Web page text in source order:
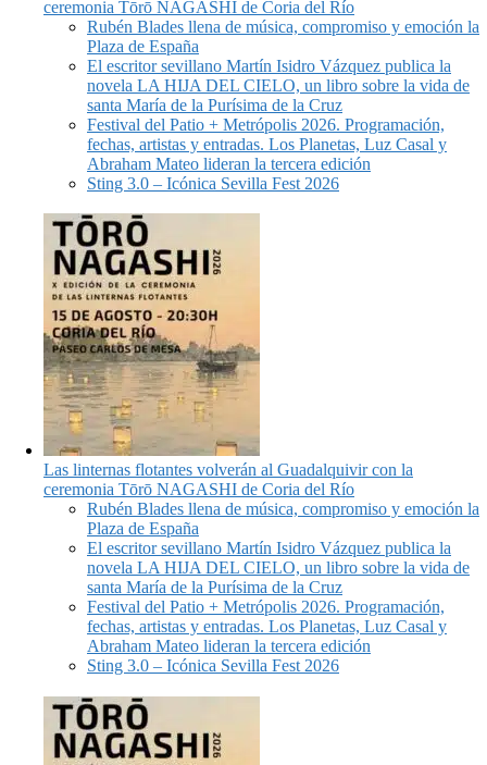
ceremonia Tōrō NAGASHI de Coria del Río
Rubén Blades llena de música, compromiso y emoción la
Plaza de España
El escritor sevillano Martín Isidro Vázquez publica la
novela LA HIJA DEL CIELO, un libro sobre la vida de
santa María de la Purísima de la Cruz
Festival del Patio + Metrópolis 2026. Programación,
fechas, artistas y entradas. Los Planetas, Luz Casal y
Abraham Mateo lideran la tercera edición
Sting 3.0 – Icónica Sevilla Fest 2026
Las linternas flotantes volverán al Guadalquivir con la
ceremonia Tōrō NAGASHI de Coria del Río
Rubén Blades llena de música, compromiso y emoción la
Plaza de España
El escritor sevillano Martín Isidro Vázquez publica la
novela LA HIJA DEL CIELO, un libro sobre la vida de
santa María de la Purísima de la Cruz
Festival del Patio + Metrópolis 2026. Programación,
fechas, artistas y entradas. Los Planetas, Luz Casal y
Abraham Mateo lideran la tercera edición
Sting 3.0 – Icónica Sevilla Fest 2026